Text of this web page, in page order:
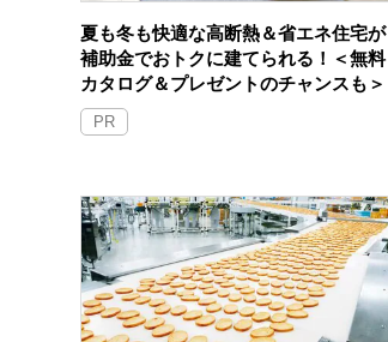
夏も冬も快適な高断熱＆省エネ住宅が
補助金でおトクに建てられる！＜無料
カタログ＆プレゼントのチャンスも＞
PR